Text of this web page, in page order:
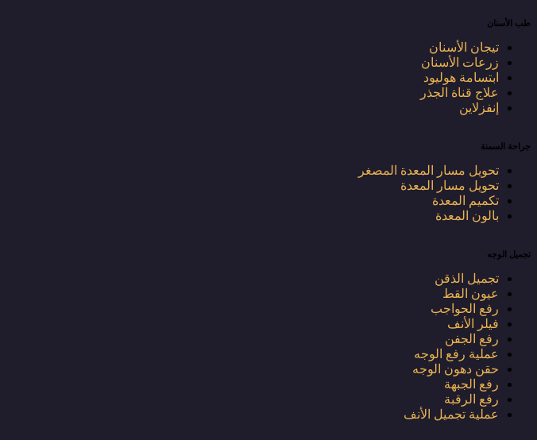
طب الأسنان
تيجان الأسنان
زرعات الأسنان
ابتسامة هوليود
علاج قناة الجذر
إنفزلاين
جراحة السمنة
تحويل مسار المعدة المصغر
تحويل مسار المعدة
تكميم المعدة
بالون المعدة
تجميل الوجه
تجميل الذقن
عيون القط
رفع الحواجب
فيلر الأنف
رفع الجفن
عملية رفع الوجه
حقن دهون الوجه
رفع الجبهة
رفع الرقبة
عملية تجميل الأنف